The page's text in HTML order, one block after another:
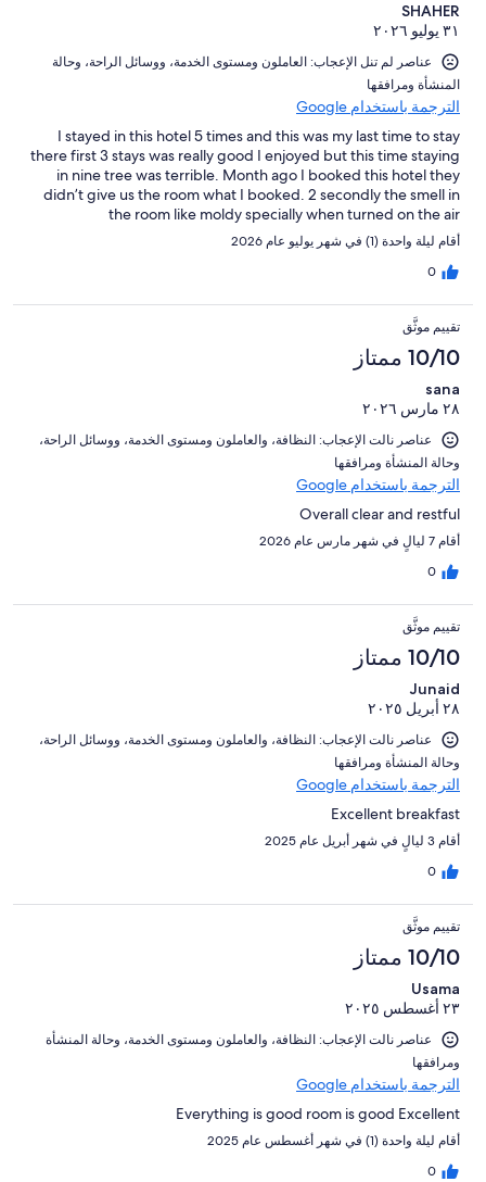
SHAHER
٣١ يوليو ٢٠٢٦
عناصر لم تنل الإعجاب: ⁦العاملون ومستوى الخدمة⁩، و⁦وسائل الراحة⁩، و⁦حالة
المنشأة ومرافقها⁩
الترجمة باستخدام Google
I stayed in this hotel 5 times and this was my last time to stay
there first 3 stays was really good I enjoyed but this time staying
in nine tree was terrible. Month ago I booked this hotel they
didn’t give us the room what I booked. 2 secondly the smell in
the room like moldy specially when turned on the air
conditioner.
أقام ليلة واحدة (1) في شهر يوليو عام 2026
0
تقييم موثَّق
10/10 ممتاز
sana
٢٨ مارس ٢٠٢٦
عناصر نالت الإعجاب: ⁦النظافة⁩، و⁦العاملون ومستوى الخدمة⁩، و⁦وسائل الراحة⁩،
و⁦حالة المنشأة ومرافقها⁩
الترجمة باستخدام Google
Overall clear and restful
أقام 7 ليالٍ في شهر مارس عام 2026
0
تقييم موثَّق
10/10 ممتاز
Junaid
٢٨ أبريل ٢٠٢٥
عناصر نالت الإعجاب: ⁦النظافة⁩، و⁦العاملون ومستوى الخدمة⁩، و⁦وسائل الراحة⁩،
و⁦حالة المنشأة ومرافقها⁩
الترجمة باستخدام Google
Excellent breakfast
أقام 3 ليالٍ في شهر أبريل عام 2025
0
تقييم موثَّق
10/10 ممتاز
Usama
٢٣ أغسطس ٢٠٢٥
عناصر نالت الإعجاب: ⁦النظافة⁩، و⁦العاملون ومستوى الخدمة⁩، و⁦حالة المنشأة
ومرافقها⁩
الترجمة باستخدام Google
Everything is good room is good Excellent
أقام ليلة واحدة (1) في شهر أغسطس عام 2025
0